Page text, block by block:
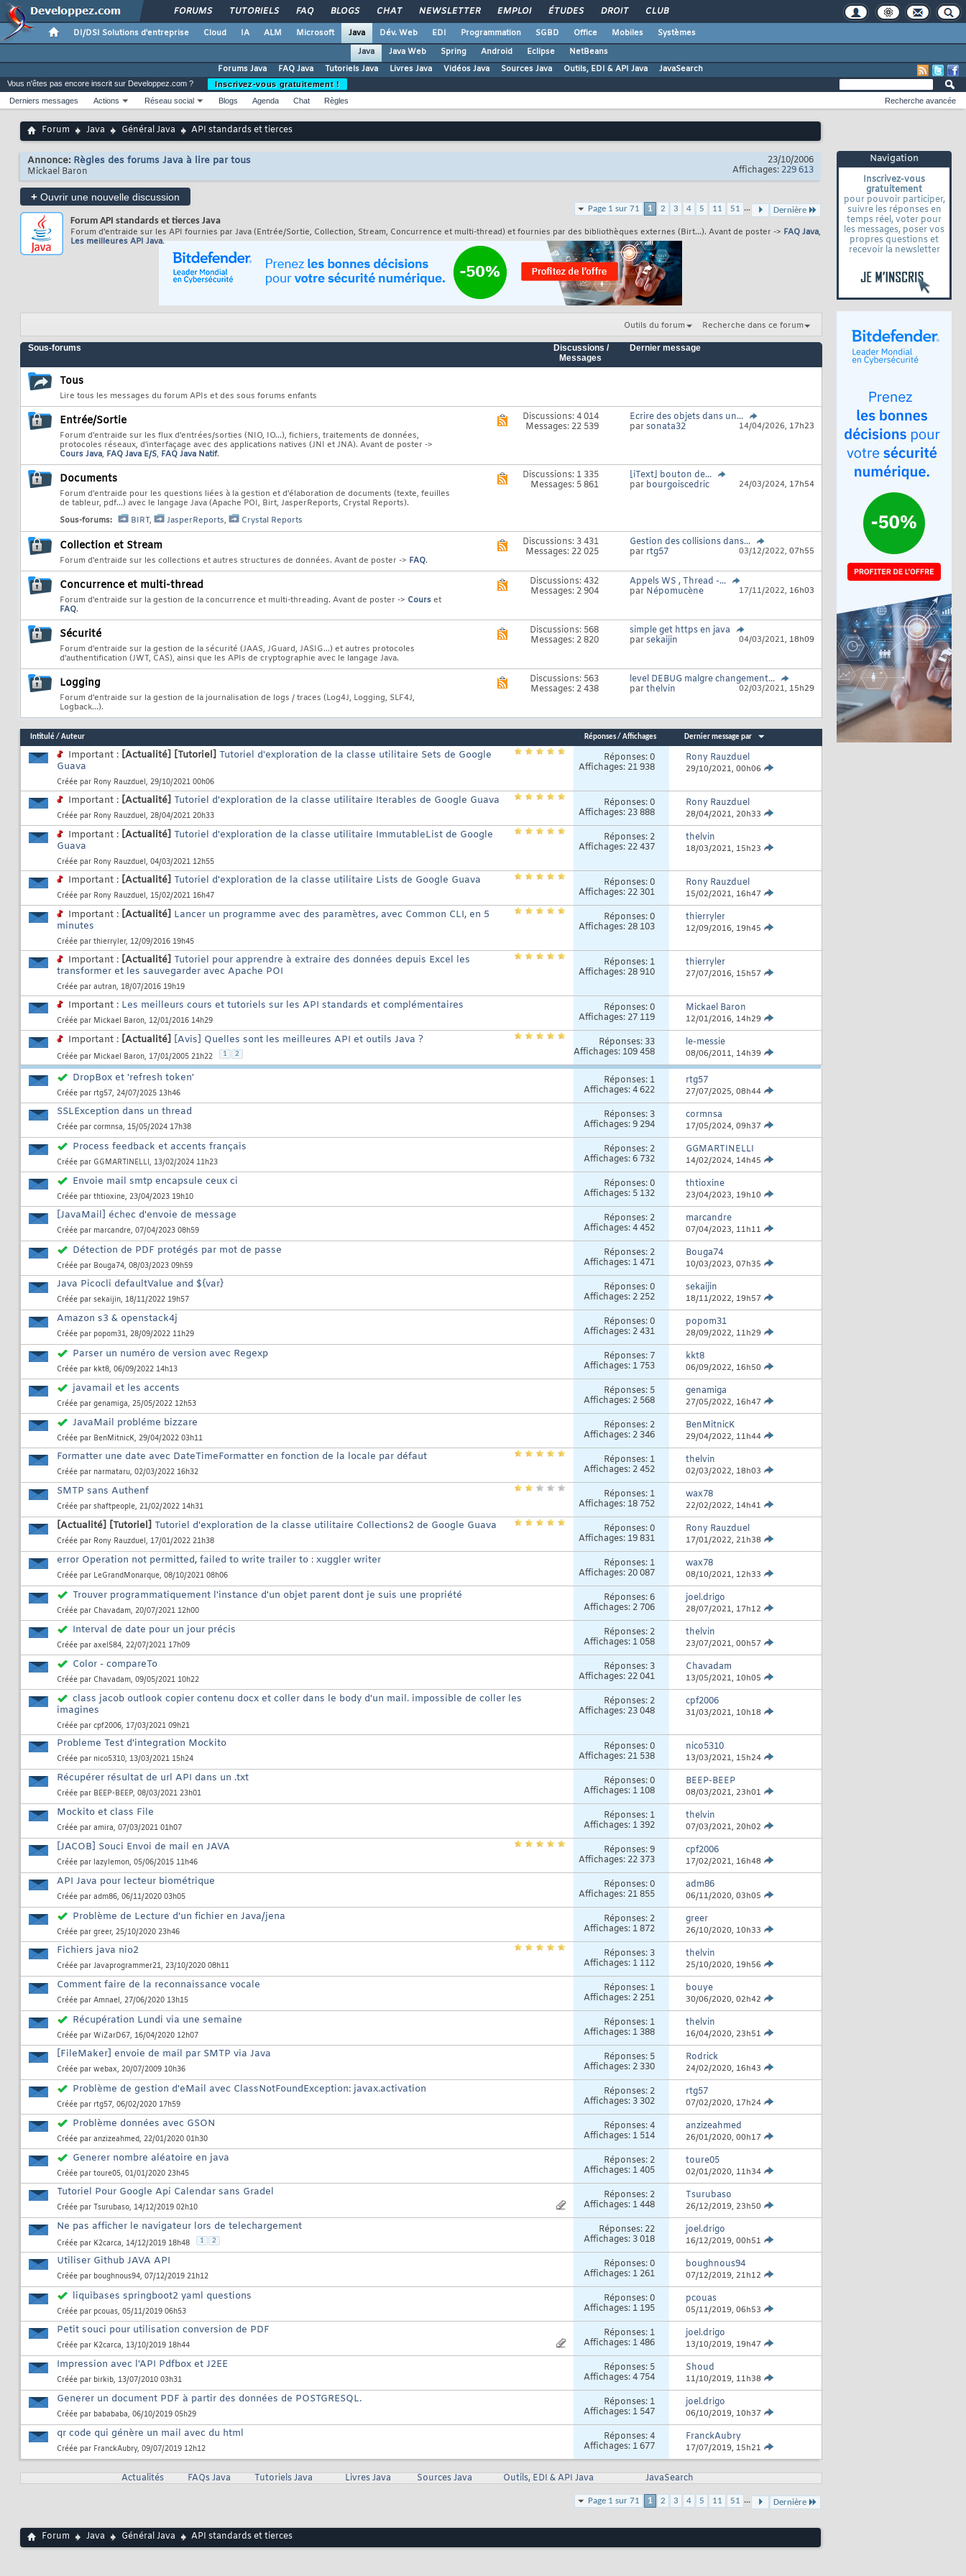
FORUMS TUTORIELS FAQ BLOGS CHAT NEWSLETTER EMPLOI ÉTUDES DROIT CLUB
DI/DSI Solutions d'entreprise Cloud IA ALM Microsoft Java Dév. Web EDI Programmation SGBD Office Mobiles
Systèmes
Java
Java Web Spring Android Eclipse
NetBeans
Forums Java
FAQ Java Tutoriels Java Livres Java Vidéos Java Sources Java Outils, EDI & API Java JavaSearch
Vous n'êtes pas encore inscrit sur Developpez.com ?
Inscrivez-vous gratuitement !
Derniers messages
Actions Réseau social Blogs Agenda Chat Règles Recherche avancée
Forum Java Général Java API standards et tierces
Navigation
Inscrivez-vous
gratuitement
pour pouvoir participer,
suivre les réponses en
temps réel, voter pour
les messages, poser vos
propres questions et
recevoir la newsletter
Annonce: Règles des forums Java à lire par tous
Mickael Baron
23/10/2006
Affichages: 229 613
+ Ouvrir une nouvelle discussion
Page 1 sur 71 1 2 3 4 5 11 51 ... Dernière
Forum API standards et tierces Java
Forum d'entraide sur les API fournies par Java (Entrée/Sortie, Collection, Stream, Concurrence et multi-thread) et fournies par des bibliothèques externes (Birt...). Avant de poster -> FAQ Java,
Les meilleures API Java.
Outils du forum Recherche dans ce forum
Sous-forums
Discussions /
Messages
Dernier message
Tous
Lire tous les messages du forum APIs et des sous forums enfants
Entrée/Sortie
Forum d'entraide sur les flux d'entrées/sorties (NIO, IO...), fichiers, traitements de données,
protocoles réseaux, d'interfaçage avec des applications natives (JNI et JNA). Avant de poster ->
Cours Java, FAQ Java E/S, FAQ Java Natif.
Voir
forum
Discussions: 4 014
Messages: 22 539
Ecrire des objets dans un...
parsonata32 14/04/2026, 17h23
Documents
Forum d'entraide pour les questions liées à la gestion et d'élaboration de documents (texte, feuilles
de tableur, pdf...) avec le langage Java (Apache POI, Birt, JasperReports, Crystal Reports).
Sous-forums:
BIRT, JasperReports, Crystal Reports
Voir
forum
Discussions: 1 335
Messages: 5 861
[iText] bouton de...
par bourgoiscedric 24/03/2024, 17h54
Collection et Stream
Forum d'entraide sur les collections et autres structures de données. Avant de poster -> FAQ.
Voir
RSS
Discussions: 3 431
Messages: 22 025
Gestion des collisions dans...
par rtg57 03/12/2022, 07h55
Concurrence et multi-thread
Forum d'entraide sur la gestion de la concurrence et multi-threading. Avant de poster -> Cours et
FAQ.
de
forum
Discussions: 432
Messages: 2 904
Appels WS , Thread -...
par Népomucène 17/11/2022, 16h03
Sécurité
Forum d'entraide sur la gestion de la sécurité (JAAS, JGuard, JASIG...) et autres protocoles
d'authentification (JWT, CAS), ainsi que les APIs de cryptographie avec le langage Java.
de
forum
Discussions: 568
Messages: 2 820
simple get https en java
parsekaijin 04/03/2021, 18h09
Logging
Forum d'entraide sur la gestion de la journalisation de logs / traces (Log4J, Logging, SLF4J,
Logback...).
de
ce
Discussions: 563
Messages: 2 438
level DEBUG malgre changement...
parthelvin 02/03/2021, 15h29
Intitulé/ Auteur Réponses/ Affichages Dernier message par
Important : [Actualité] [Tutoriel] Tutoriel d'exploration de la classe utilitaire Sets de Google
Guava
Créée par Rony Rauzduel, 29/10/2021 00h06
Réponses:0
Affichages: 21 938
Rony Rauzduel
29/10/2021, 00h06
Important : [Actualité] Tutoriel d'exploration de la classe utilitaire Iterables de Google Guava
Créée par Rony Rauzduel, 28/04/2021 20h33
Réponses:0
Affichages: 23 888
Rony Rauzduel
28/04/2021, 20h33
Important : [Actualité] Tutoriel d'exploration de la classe utilitaire ImmutableList de Google
Guava
Créée par Rony Rauzduel, 04/03/2021 12h55
Réponses: 2
Affichages: 22 437
thelvin
18/03/2021, 15h23
Important : [Actualité] Tutoriel d'exploration de la classe utilitaire Lists de Google Guava
Créée par Rony Rauzduel, 15/02/2021 16h47
Réponses:0
Affichages: 22 301
Rony Rauzduel
15/02/2021, 16h47
Important : [Actualité] Lancer un programme avec des paramètres, avec Common CLI, en 5
minutes
Créée par thierryler, 12/09/2016 19h45
Réponses:0
Affichages: 28 103
thierryler
12/09/2016, 19h45
Important : [Actualité] Tutoriel pour apprendre à extraire des données depuis Excel les
transformer et les sauvegarder avec Apache POI
Créée par autran, 18/07/2016 19h19
Réponses: 1
Affichages: 28 910
thierryler
27/07/2016, 15h57
Important : Les meilleurs cours et tutoriels sur les API standards et complémentaires
Créée par Mickael Baron, 12/01/2016 14h29
Réponses:0
Affichages: 27 119
Mickael Baron
12/01/2016, 14h29
Important : [Actualité] [Avis] Quelles sont les meilleures API et outils Java ?
Créée par Mickael Baron, 17/01/2005 21h22 1 2
Réponses: 33
Affichages: 109 458
le-messie
08/06/2011, 14h39
DropBox et 'refresh token'
Créée par rtg57, 24/07/2025 13h46
Réponses: 1
Affichages: 4 622
rtg57
27/07/2025, 08h44
SSLException dans un thread
Créée par cormnsa, 15/05/2024 17h38
Réponses: 3
Affichages: 9 294
cormnsa
17/05/2024, 09h37
Process feedback et accents français
Créée par GGMARTINELLI, 13/02/2024 11h23
Réponses: 2
Affichages: 6 732
GGMARTINELLI
14/02/2024, 14h45
Envoie mail smtp encapsule ceux ci
Créée par thtioxine, 23/04/2023 19h10
Réponses:0
Affichages: 5 132
thtioxine
23/04/2023, 19h10
[JavaMail] échec d'envoie de message
Créée par marcandre, 07/04/2023 08h59
Réponses: 2
Affichages: 4 452
marcandre
07/04/2023, 11h11
Détection de PDF protégés par mot de passe
Créée par Bouga74, 08/03/2023 09h59
Réponses: 2
Affichages: 1 471
Bouga74
10/03/2023, 07h35
Java Picocli defaultValue and ${var}
Créée par sekaijin, 18/11/2022 19h57
Réponses:0
Affichages: 2 252
sekaijin
18/11/2022, 19h57
Amazon s3 & openstack4j
Créée par popom31, 28/09/2022 11h29
Réponses:0
Affichages: 2 431
popom31
28/09/2022, 11h29
Parser un numéro de version avec Regexp
Créée par kkt8, 06/09/2022 14h13
Réponses: 7
Affichages: 1 753
kkt8
06/09/2022, 16h50
javamail et les accents
Créée par genamiga, 25/05/2022 12h53
Réponses: 5
Affichages: 2 568
genamiga
27/05/2022, 16h47
JavaMail probléme bizzare
Créée par BenMitnicK, 29/04/2022 03h11
Réponses: 2
Affichages: 2 346
BenMitnicK
29/04/2022, 11h44
Formatter une date avec DateTimeFormatter en fonction de la locale par défaut
Créée par narmataru, 02/03/2022 16h32
Réponses: 1
Affichages: 2 452
thelvin
02/03/2022, 18h03
SMTP sans Authenf
Créée par shaftpeople, 21/02/2022 14h31
Réponses: 1
Affichages: 18 752
wax78
22/02/2022, 14h41
[Actualité] [Tutoriel] Tutoriel d'exploration de la classe utilitaire Collections2 de Google Guava
Créée par Rony Rauzduel, 17/01/2022 21h38
Réponses:0
Affichages: 19 831
Rony Rauzduel
17/01/2022, 21h38
error Operation not permitted, failed to write trailer to : xuggler writer
Créée par LeGrandMonarque, 08/10/2021 08h06
Réponses: 1
Affichages: 20 087
wax78
08/10/2021, 12h33
Trouver programmatiquement l'instance d'un objet parent dont je suis une propriété
Créée par Chavadam, 20/07/2021 12h00
Réponses:6
Affichages: 2 706
joel.drigo
28/07/2021, 17h12
Interval de date pour un jour précis
Créée par axel584, 22/07/2021 17h09
Réponses: 2
Affichages: 1 058
thelvin
23/07/2021, 00h57
Color - compareTo
Créée par Chavadam, 09/05/2021 10h22
Réponses: 3
Affichages: 22 041
Chavadam
13/05/2021, 10h05
class jacob outlook copier contenu docx et coller dans le body d'un mail. impossible de coller les
imagines
Créée par cpf2006, 17/03/2021 09h21
Réponses: 2
Affichages: 23 048
cpf2006
31/03/2021, 10h18
Probleme Test d'integration Mockito
Créée par nico5310, 13/03/2021 15h24
Réponses:0
Affichages: 21 538
nico5310
13/03/2021, 15h24
Récupérer résultat de url API dans un .txt
Créée par BEEP-BEEP, 08/03/2021 23h01
Réponses:0
Affichages: 1 108
BEEP-BEEP
08/03/2021, 23h01
Mockito et class File
Créée par amira, 07/03/2021 01h07
Réponses: 1
Affichages: 1 392
thelvin
07/03/2021, 20h02
[JACOB] Souci Envoi de mail en JAVA
Créée par lazylemon, 05/06/2015 11h46
Réponses:9
Affichages: 22 373
cpf2006
17/02/2021, 16h48
API Java pour lecteur biométrique
Créée par adm86, 06/11/2020 03h05
Réponses:0
Affichages: 21 855
adm86
06/11/2020, 03h05
Problème de Lecture d'un fichier en Java/jena
Créée par greer, 25/10/2020 23h46
Réponses: 2
Affichages: 1 872
greer
26/10/2020, 10h33
Fichiers java nio2
Créée par Javaprogrammer21, 23/10/2020 08h11
Réponses: 3
Affichages: 1 112
thelvin
25/10/2020, 19h56
Comment faire de la reconnaissance vocale
Créée par Amnael, 27/06/2020 13h15
Réponses: 1
Affichages: 2 251
bouye
30/06/2020, 02h42
Récupération Lundi via une semaine
Créée par WiZarD67, 16/04/2020 12h07
Réponses: 1
Affichages: 1 388
thelvin
16/04/2020, 23h51
[FileMaker] envoie de mail par SMTP via Java
Créée par webax, 20/07/2009 10h36
Réponses: 5
Affichages: 2 330
Rodrick
24/02/2020, 16h43
Problème de gestion d'eMail avec ClassNotFoundException: javax.activation
Créée par rtg57, 06/02/2020 17h59
Réponses: 2
Affichages: 3 302
rtg57
07/02/2020, 17h24
Problème données avec GSON
Créée par anzizeahmed, 22/01/2020 01h30
Réponses:4
Affichages: 1 514
anzizeahmed
26/01/2020, 00h17
Generer nombre aléatoire en java
Créée par toure05, 01/01/2020 23h45
Réponses: 2
Affichages: 1 405
toure05
02/01/2020, 11h34
Tutoriel Pour Google Api Calendar sans Gradel
Créée par Tsurubaso, 14/12/2019 02h10
Réponses: 2
Affichages: 1 448
Tsurubaso
26/12/2019, 23h50
Ne pas afficher le navigateur lors de telechargement
Créée par K2carca, 14/12/2019 18h48 1 2
Réponses: 22
Affichages: 3 018
joel.drigo
16/12/2019, 00h51
Utiliser Github JAVA API
Créée par boughnous94, 07/12/2019 21h12
Réponses:0
Affichages: 1 261
boughnous94
07/12/2019, 21h12
liquibases springboot2 yaml questions
Créée par pcouas, 05/11/2019 06h53
Réponses:0
Affichages: 1 195
pcouas
05/11/2019, 06h53
Petit souci pour utilisation conversion de PDF
Créée par K2carca, 13/10/2019 18h44
Réponses: 1
Affichages: 1 486
joel.drigo
13/10/2019, 19h47
Impression avec l'API Pdfbox et J2EE
Créée par birkib, 13/07/2010 03h31
Réponses: 5
Affichages: 4 754
Shoud
11/10/2019, 11h38
Generer un document PDF à partir des données de POSTGRESQL.
Créée par babababa, 06/10/2019 05h29
Réponses: 1
Affichages: 1 547
joel.drigo
06/10/2019, 10h37
qr code qui génère un mail avec du html
Créée par FranckAubry, 09/07/2019 12h12
Réponses:4
Affichages: 1 677
FranckAubry
17/07/2019, 15h21
Actualités FAQs Java Tutoriels Java Livres Java Sources Java Outils, EDI & API Java JavaSearch
Page 1 sur 71 1 2 3 4 5 11 51 ... Dernière
Forum Java Général Java API standards et tierces